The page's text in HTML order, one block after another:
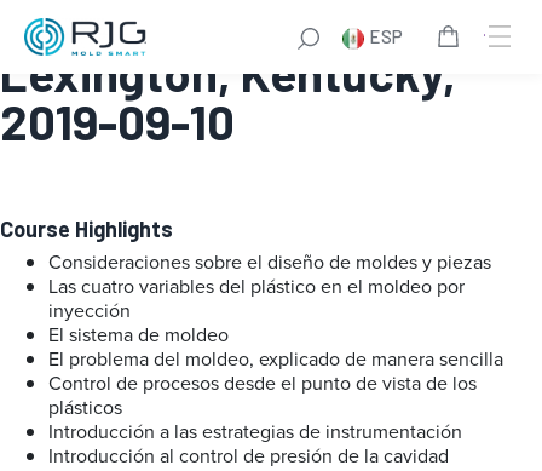
ESP
Systematic Molding:
Lexington, Kentucky,
2019-09-10
Course Highlights
Consideraciones sobre el diseño de moldes y piezas
Las cuatro variables del plástico en el moldeo por
inyección
El sistema de moldeo
El problema del moldeo, explicado de manera sencilla
Control de procesos desde el punto de vista de los
plásticos
Introducción a las estrategias de instrumentación
Introducción al control de presión de la cavidad